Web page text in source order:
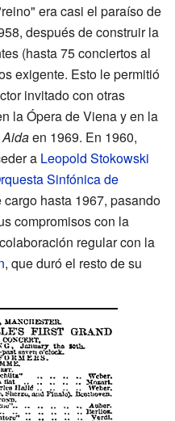
era casi el paraíso de
después de construir la
(hasta 75 conciertos al
exigente. Esto le permitió
invitado con otras
la Ópera de Viena y en la
Aidaen 1969. En 1960,
a Leopold Stokowski
Sinfónica de
cargo hasta 1967, pasando
compromisos con la
regular con la
, que duró el resto de su